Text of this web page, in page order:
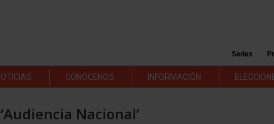
Sedes
CONÓCENOS INFORMACIÓN
Nacional’